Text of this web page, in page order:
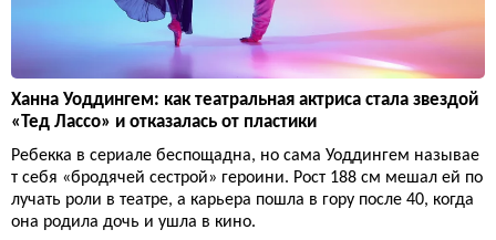
Ханна Уоддингем: как театральная актриса стала звездой
«Тед Лассо» и отказалась от пластики
Ребекка в сериале беспощадна, но сама Уоддингем называе
т себя «бродячей сестрой» героини. Рост 188 см мешал ей по
лучать роли в театре, а карьера пошла в гору после 40, когда
она родила дочь и ушла в кино.